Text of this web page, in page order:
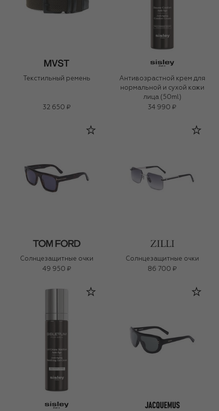
Текстильный ремень
32 650 ₽
Антивозрастной крем для
нормальной и сухой кожи
лица (50ml)
34 990 ₽
Солнцезащитные очки
49 950 ₽
Солнцезащитные очки
86 700 ₽